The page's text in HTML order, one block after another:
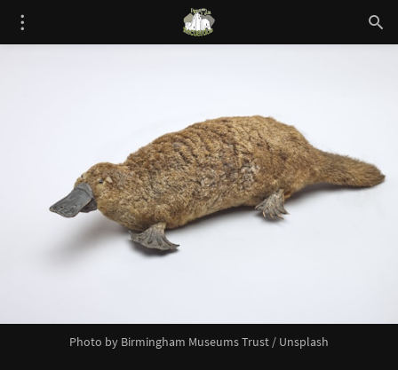
Photo by Birmingham Museums Trust / Unsplash